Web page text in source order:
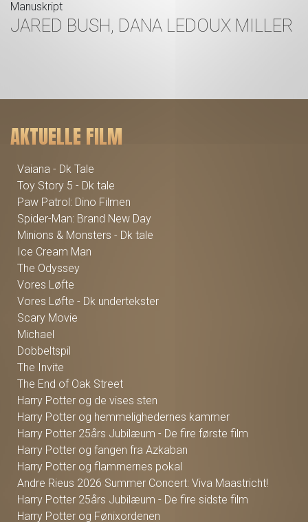
Manuskript
JARED BUSH, DANA LEDOUX MILLER
AKTUELLE FILM
Vaiana - Dk Tale
Toy Story 5 - Dk tale
Paw Patrol: Dino Filmen
Spider-Man: Brand New Day
Minions & Monsters - Dk tale
Ice Cream Man
The Odyssey
Vores Løfte
Vores Løfte - Dk undertekster
Scary Movie
Michael
Dobbeltspil
The Invite
The End of Oak Street
Harry Potter og de vises sten
Harry Potter og hemmelighedernes kammer
Harry Potter 25års Jubilæum - De fire første film
Harry Potter og fangen fra Azkaban
Harry Potter og flammernes pokal
Andre Rieus 2026 Summer Concert: Viva Maastricht!
Harry Potter 25års Jubilæum - De fire sidste film
Harry Potter og Fønixordenen